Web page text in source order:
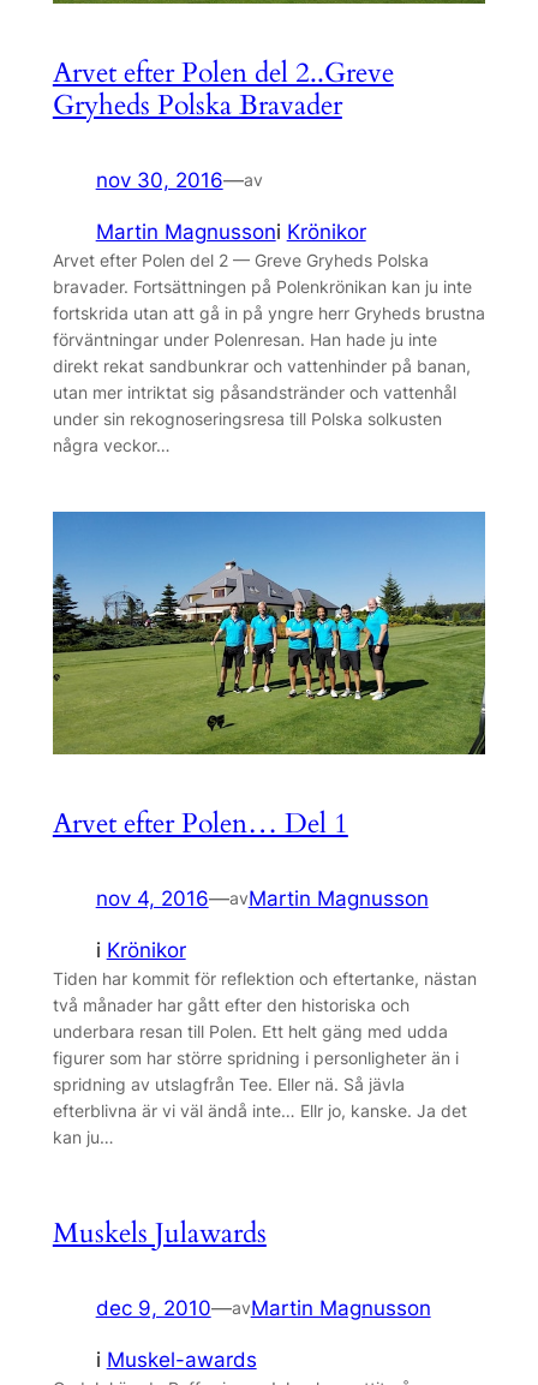
Arvet efter Polen del 2..Greve
Gryheds Polska Bravader
nov 30, 2016—av
Martin Magnussoni Krönikor
Arvet efter Polen del 2 — Greve Gryheds Polska
bravader. Fortsättningen på Polenkrönikan kan ju inte
fortskrida utan att gå in på yngre herr Gryheds brustna
förväntningar under Polenresan. Han hade ju inte
direkt rekat sandbunkrar och vattenhinder på banan,
utan mer intriktat sig påsandstränder och vattenhål
under sin rekognoseringsresa till Polska solkusten
några veckor…
Arvet efter Polen… Del 1
nov 4, 2016—avMartin Magnusson
i Krönikor
Tiden har kommit för reflektion och eftertanke, nästan
två månader har gått efter den historiska och
underbara resan till Polen. Ett helt gäng med udda
figurer som har större spridning i personligheter än i
spridning av utslagfrån Tee. Eller nä. Så jävla
efterblivna är vi väl ändå inte… Ellr jo, kanske. Ja det
kan ju…
Muskels Julawards
dec 9, 2010—avMartin Magnusson
i Muskel-awards